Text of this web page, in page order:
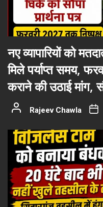
नए व्यापारियों को
मिले पर्याप्त समय,
कराने की उठाई मांग,
Rajeev Chawla